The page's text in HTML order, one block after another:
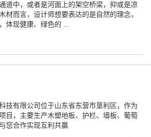
道中，或者是河面上的架空桥梁，抑或是凉
材而言，设计师想要表达的是自然的理念，
体现健康、绿色的 ...
技有限公司位于山东省东营市垦利区，作为
目，主要生产木塑地板、护栏、墙板、葡萄
您合作实现互利共赢